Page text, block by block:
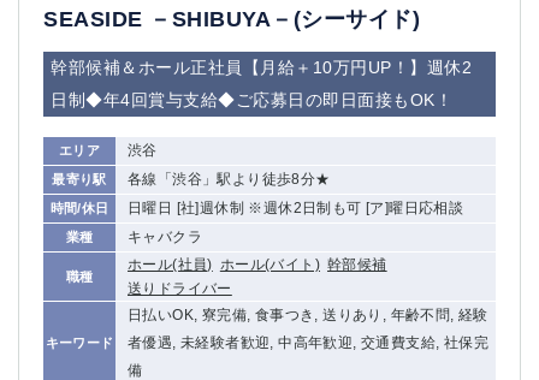
SEASIDE －SHIBUYA－(シーサイド)
幹部候補＆ホール正社員【月給＋10万円UP！】週休2
日制◆年4回賞与支給◆ご応募日の即日面接もOK！
エリア 渋谷
最寄り駅 各線「渋谷」駅より徒歩8分★
時間/休日 日曜日 [社]週休制 ※週休2日制も可 [ア]曜日応相談
業種 キャバクラ
職種
ホール(社員) ホール(バイト) 幹部候補
送りドライバー
キーワード
日払いOK, 寮完備, 食事つき, 送りあり, 年齢不問, 経験
者優遇, 未経験者歓迎, 中高年歓迎, 交通費支給, 社保完
備
船橋
津田沼
西船橋
佐倉
柏（西口）
木更津
柏（東口）
茂原
八千代台
本八幡
東金
栃木県
小山